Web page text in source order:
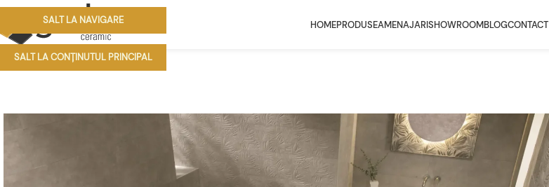
SALT LA NAVIGARE
SALT LA CONȚINUTUL PRINCIPAL
HOMEPRODUSEAMENAJARISHOWROOMBLOGCONTACT